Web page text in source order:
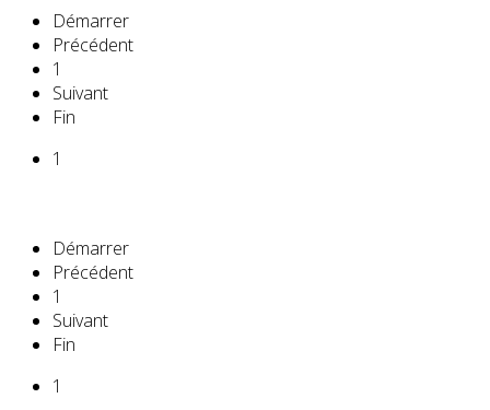
Démarrer
Précédent
1
Suivant
Fin
1
Démarrer
Précédent
1
Suivant
Fin
1